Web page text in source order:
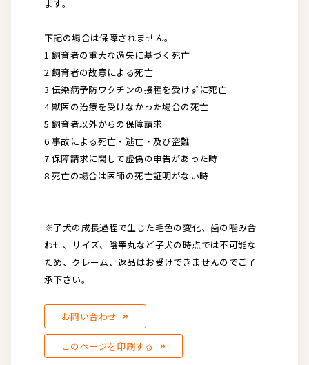
ます。
下記の場合は保障されません。
1.飼育者の重大な過失に基づく死亡
2.飼育者の故意による死亡
3.伝染病予防ワクチンの接種を受けずに死亡
4.獣医の治療を受けなかった場合の死亡
5.飼育者以外からの保障請求
6.事故による死亡・逃亡・及び盗難
7.保障請求に関して虚偽の申告があった時
8.死亡の場合は医師の死亡証明がない時
※子犬の成長過程で生じた毛色の変化、歯の噛み合
わせ、サイズ、陰睾丸など子犬の時点では不可能な
ため、クレーム、返品はお受けできませんのでご了
承下さい。
お問い合わせ
このページを印刷する